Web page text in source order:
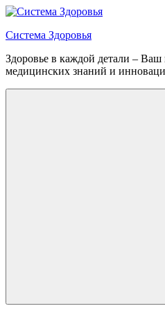
Перейти
содержимому
Система Здоровья
Здоровье в каждой детали –
медицинских знаний и